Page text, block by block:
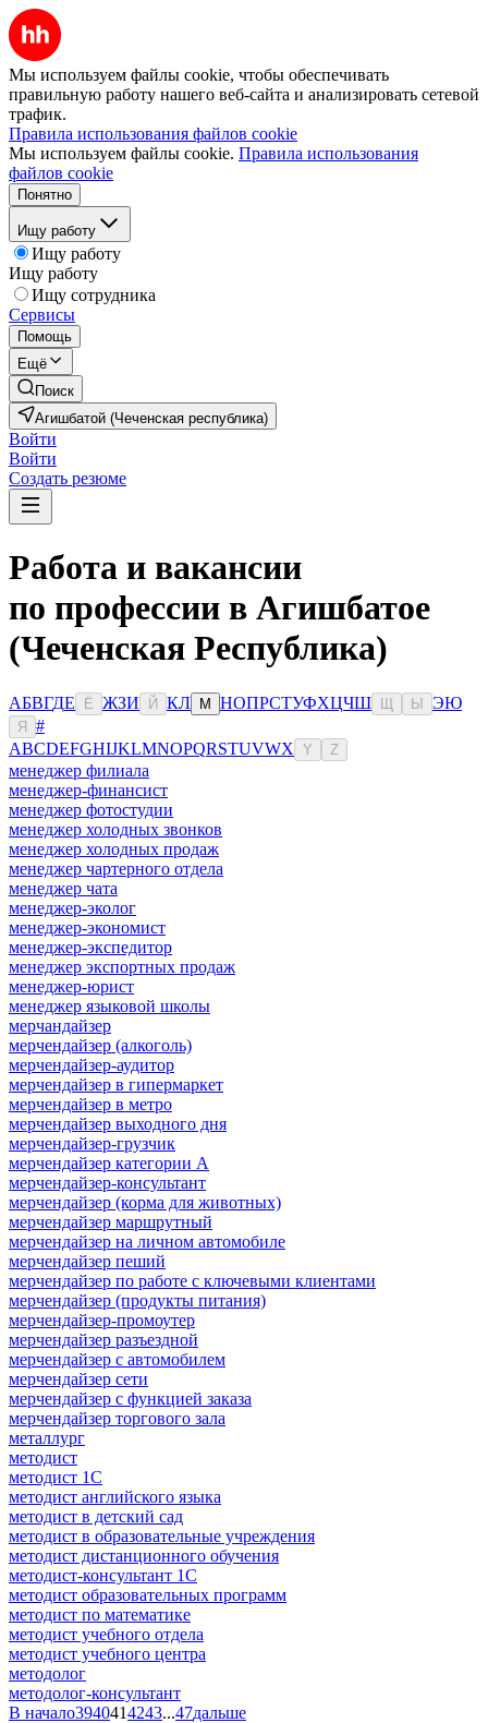
Мы используем файлы cookie, чтобы обеспечивать
правильную работу нашего веб-сайта и анализировать сетевой
трафик.
Правила использования файлов cookie
Мы используем файлы cookie. Правила использования
файлов cookie
Понятно
Ищу работу
Ищу работу
Ищу работу
Ищу сотрудника
Сервисы
Помощь
Ещё
Поиск
Агишбатой (Чеченская республика)
Войти
Войти
Создать резюме
Работа и вакансии
по профессии в Агишбатое
(Чеченская Республика)
АБВГДЕ Ё ЖЗИ Й КЛ М НОПРСТУФХЦЧШ Ы ЭЮ
Я
#
ABCDEFGHIJKLMNOPQRSTUVWX Y Z
менеджер филиала
менеджер-финансист
менеджер фотостудии
менеджер холодных звонков
менеджер холодных продаж
менеджер чартерного отдела
менеджер чата
менеджер-эколог
менеджер-экономист
менеджер-экспедитор
менеджер экспортных продаж
менеджер-юрист
менеджер языковой школы
мерчандайзер
мерчендайзер (алкоголь)
мерчендайзер-аудитор
мерчендайзер в гипермаркет
мерчендайзер в метро
мерчендайзер выходного дня
мерчендайзер-грузчик
мерчендайзер категории A
мерчендайзер-консультант
мерчендайзер (корма для животных)
мерчендайзер маршрутный
мерчендайзер на личном автомобиле
мерчендайзер пеший
мерчендайзер по работе с ключевыми клиентами
мерчендайзер (продукты питания)
мерчендайзер-промоутер
мерчендайзер разъездной
мерчендайзер с автомобилем
мерчендайзер сети
мерчендайзер с функцией заказа
мерчендайзер торгового зала
металлург
методист
методист 1С
методист английского языка
методист в детский сад
методист в образовательные учреждения
методист дистанционного обучения
методист-консультант 1С
методист образовательных программ
методист по математике
методист учебного отдела
методист учебного центра
методолог
методолог-консультант
В начало3940414243...47дальше